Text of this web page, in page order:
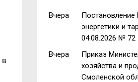
в
Вчера
энергетики и
04.08.2026 № 72
Вчера
Приказ
хозяйства и
Смоленской